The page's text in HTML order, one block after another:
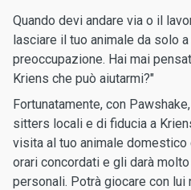
Quando devi andare via o il
lasciare il tuo animale da solo
preoccupazione. Hai mai
Kriens che può aiutarmi?"
Fortunatamente, con
sitters locali e di fiducia a
visita al tuo animale domestico
orari concordati e gli darà
personali. Potrà giocare con lui